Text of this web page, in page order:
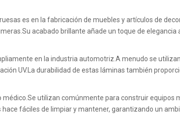
es en la fabricación de muebles y artículos de
acabado brillante añade un toque de elegancia
en la industria automotriz.A menudo se
UV.La durabilidad de estas láminas también
utilizan comúnmente para construir equipos
fáciles de limpiar y mantener, garantizando un